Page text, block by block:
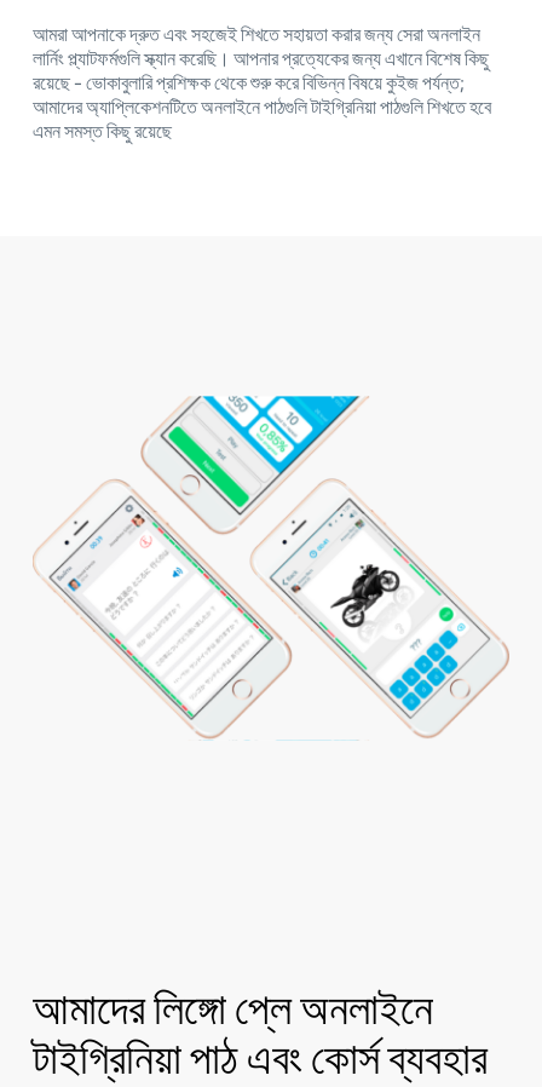
আমরা আপনাকে দ্রুত এবং সহজেই শিখতে সহায়তা করার জন্য সেরা অনলাইন
লার্নিং প্ল্যাটফর্মগুলি স্ক্যান করেছি। আপনার প্রত্যেকের জন্য এখানে বিশেষ কিছু
রয়েছে - ভোকাবুলারি প্রশিক্ষক থেকে শুরু করে বিভিন্ন বিষয়ে কুইজ পর্যন্ত;
আমাদের অ্যাপ্লিকেশনটিতে অনলাইনে পাঠগুলি টাইগ্রিনিয়া পাঠগুলি শিখতে হবে
এমন সমস্ত কিছু রয়েছে
আমাদের লিঙ্গো প্লে অনলাইনে
টাইগ্রিনিয়া পাঠ এবং কোর্স ব্যবহার